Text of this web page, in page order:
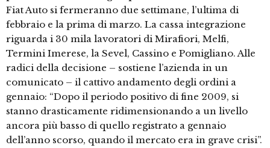
Fiat Auto si fermeranno due settimane, l’ultima di
febbraio e la prima di marzo. La cassa integrazione
riguarda i 30 mila lavoratori di Mirafiori, Melfi,
Termini Imerese, la Sevel, Cassino e Pomigliano. Alle
radici della decisione – sostiene l’azienda in un
comunicato – il cattivo andamento degli ordini a
gennaio: “Dopo il periodo positivo di fine 2009, si
stanno drasticamente ridimensionando a un livello
ancora più basso di quello registrato a gennaio
dell’anno scorso, quando il mercato era in grave crisi”.